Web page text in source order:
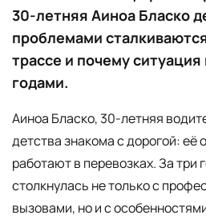
30-летняя Аиноа Бласко
проблемами
трассе и почему
годами.
Аиноа Бласко, 30-летняя
детства знакома с дорогой: её
работают в перевозках. За три
столкнулась не только с
вызовами, но и с